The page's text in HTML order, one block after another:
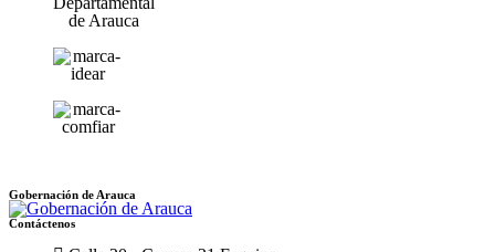
Gobernación de Arauca
Contáctenos